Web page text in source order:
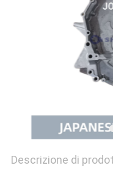
Descrizione di